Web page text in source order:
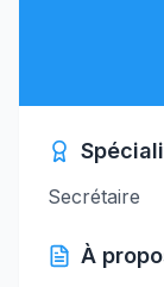
Secrétaire
À